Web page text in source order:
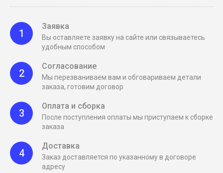
1
Заявка
Вы оставляете заявку на сайте или связываетесь
удобным способом
2
Согласование
Мы перезваниваем вам и обговариваем детали
заказа, готовим договор
3
Оплата и сборка
После поступления оплаты мы приступаем к сборке
заказа
4
Доставка
Заказ доставляется по указанному в договоре
адресу